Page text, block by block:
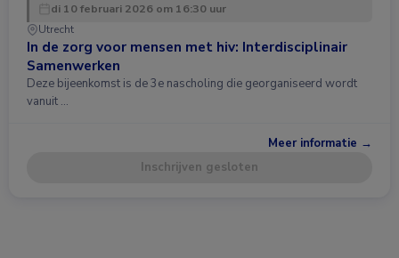
di 10 februari 2026 om 16:30 uur
Utrecht
In de zorg voor mensen met hiv: Interdisciplinair
Samenwerken
Deze bijeenkomst is de 3e nascholing die georganiseerd wordt
vanuit …
Meer informatie →
Inschrijven gesloten